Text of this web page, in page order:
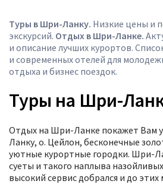
Туры в Шри-Ланку. Низкие цены и
экскурсий. Отдых в Шри-Ланке.
и описание лучших курортов.
и современных отелей для
отдыха и бизнес поездок.
Туры на Шри-
Отдых на Шри-Ланке покажет Вам
Ланку, о. Цейлон, бесконечные
уютные курортные городки. Шри-
суеты и такого наплыва
высокий сервис добрался и до этих